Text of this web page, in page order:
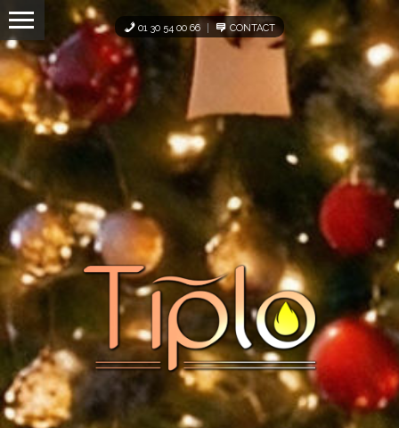
Panneau de gestion des cookies
01 30 54 00 66 CONTACT